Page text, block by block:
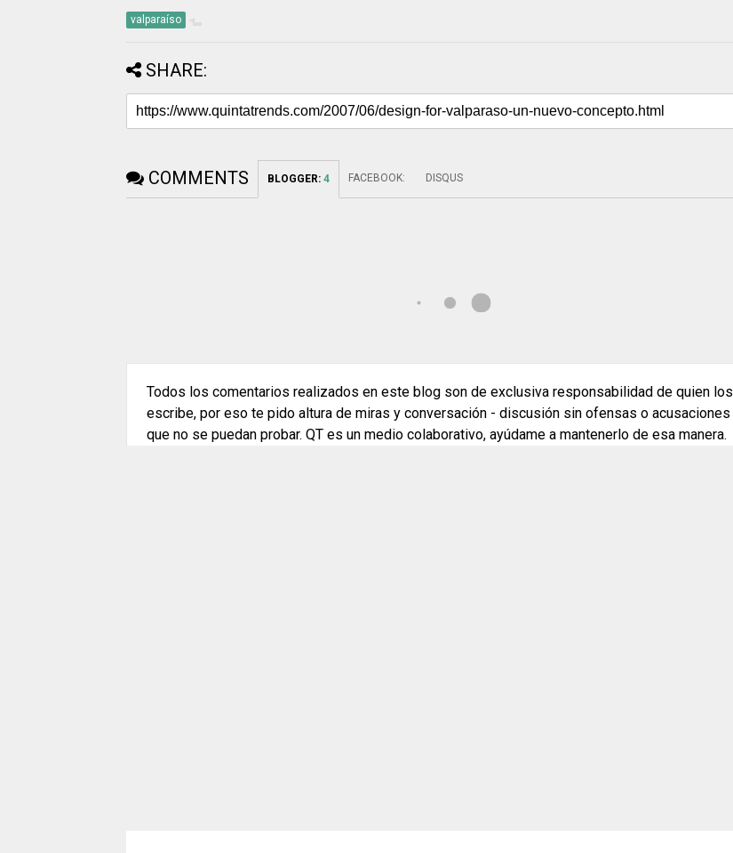
valparaíso
SHARE:
COMMENTS BLOGGER: 4 FACEBOOK: DISQUS
Todos los comentarios realizados en este blog son de exclusiva responsabilidad de quien los
escribe, por eso te pido altura de miras y conversación - discusión sin ofensas o acusaciones
que no se puedan probar. QT es un medio colaborativo, ayúdame a mantenerlo de esa manera.